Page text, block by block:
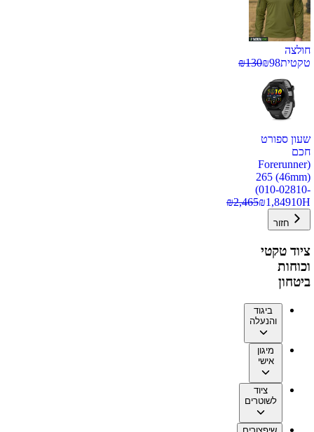
חולצה
טקטית
₪98
₪130
שעון ספורט
חכם
(Forerunner
265 (46mm)
(010-02810-
10H
₪1,849
₪2,465
חזור
ציוד טקטי
וכוחות
ביטחון
ביגוד
והנעלה
מיגון
אישי
ציוד
לשוטרים